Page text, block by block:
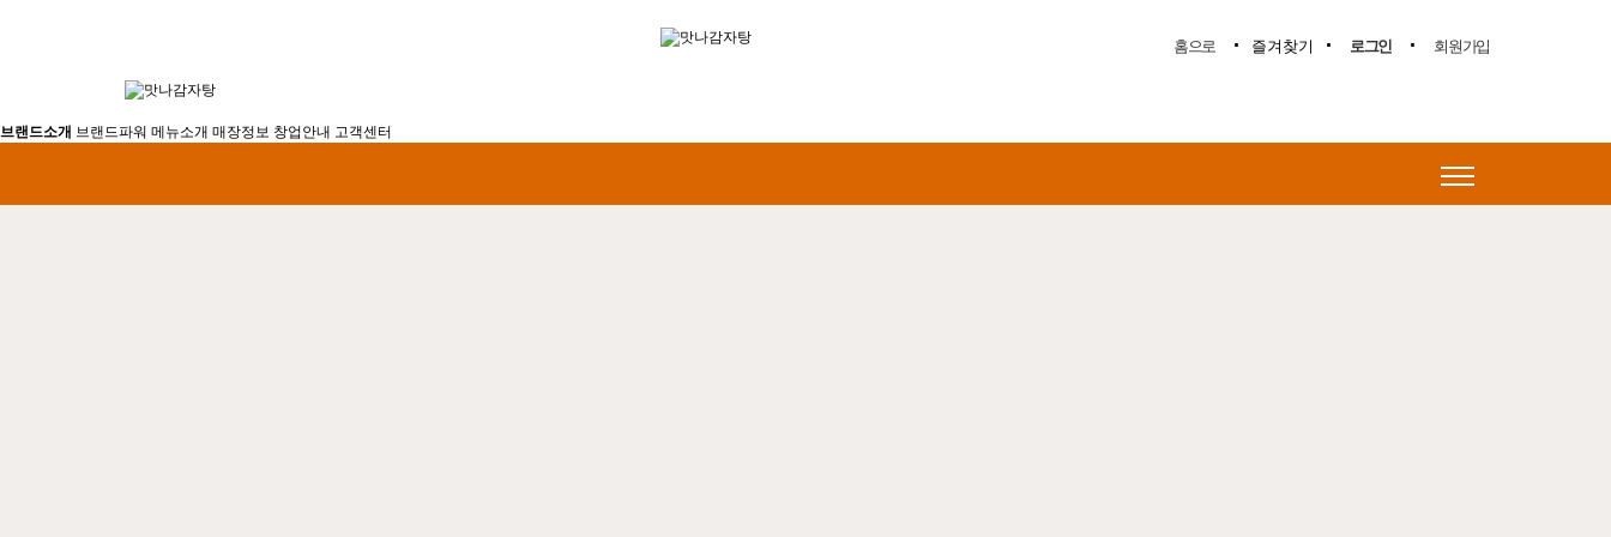
홈으로 . 즐겨찾기 . 로그인 . 회원가입
브랜드소개 브랜드파워 메뉴소개 매장정보 창업안내 고객센터